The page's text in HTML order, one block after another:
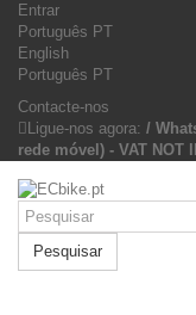
Entrar
Português PT
English
Português PT
Contacte-nos
Ligue-nos agora: /
rede móvel) - VAT NOT
Pesquisar